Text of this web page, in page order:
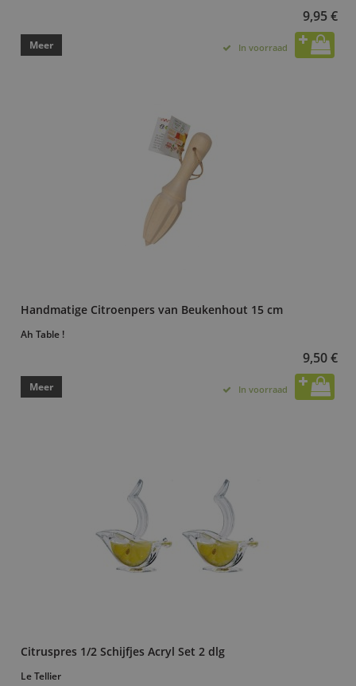
9,95 €
Meer In voorraad
Handmatige Citroenpers van Beukenhout 15 cm
Ah Table !
9,50 €
Meer In voorraad
Citruspres 1/2 Schijfjes Acryl Set 2 dlg
Le Tellier